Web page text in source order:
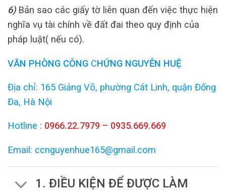
6)Bản sao các giấy tờ liên quan đến việc thực hiện
nghĩa vụ tài chính về đất đai theo quy định của
pháp luật( nếu có).
VĂN PHÒNG CÔNG CHỨNG NGUYỄN HUỆ
Địa chỉ: 165 Giảng Võ, phường Cát Linh, quận Đống
Đa, Hà Nội
Hotline : 0966.22.7979 – 0935.669.669
Email: ccnguyenhue165@gmail.com
1. ĐIỀU KIỆN ĐỂ ĐƯỢC LÀM